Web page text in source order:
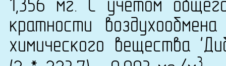
1,356 мг. С учетом
кратности
химического вещества